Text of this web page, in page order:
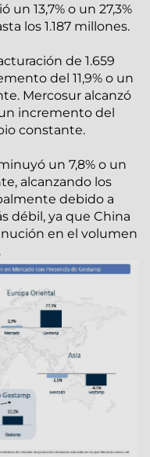
un 13,7% o un 27,3%
los 1.187 millones.
de 1.659
del 11,9% o un
Mercosur alcanzó
incremento del
constante.
un 7,8% o un
alcanzando los
debido a
débil, ya que China
en el volumen